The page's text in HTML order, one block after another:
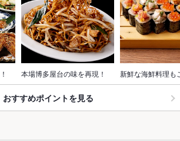
本場博多屋台の味を再現！ 新鮮な海鮮料理も
おすすめポイントを見る